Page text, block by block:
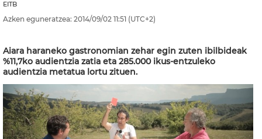
EITB
Azken eguneratzea: 2014/09/02 11:51 (UTC+2)
Aiara haraneko gastronomian zehar egin zuten ibilbideak
%11,7ko audientzia zatia eta 285.000 ikus-entzuleko
audientzia metatua lortu zituen.